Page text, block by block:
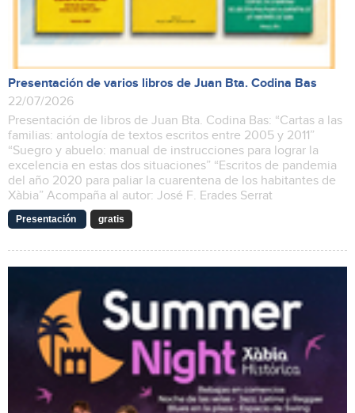
Presentación de varios libros de Juan Bta. Codina Bas
22/07/2026
Presentación de libros de Juan Bta. Codina Bas: “Cartas a las
familias: antología de textos escritos entre 2005 y 2011”
“Suegro y abuelo: manual de instrucciones para lograr la
excelencia en estas dos situaciones” “Escritos de pandemia
del año 2020 para paliar la cuarentena de los habitantes de
Xàbia” Acompaña al autor: José F. Erades Serrat
Presentación gratis